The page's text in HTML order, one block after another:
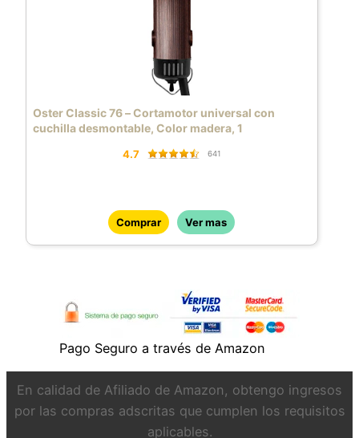
Oster Classic 76 – Cortamotor universal con
cuchilla desmontable, Color madera, 1
4.7 641
Comprar Ver mas
Pago Seguro a través de Amazon
En calidad de Afiliado de Amazon, obtengo ingresos
por las compras adscritas que cumplen los requisitos
aplicables.